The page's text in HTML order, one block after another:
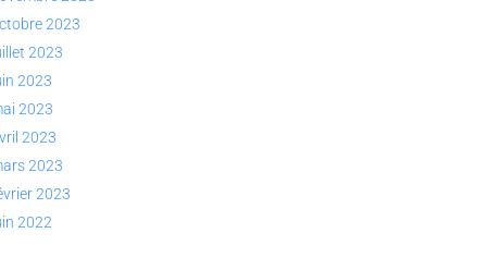
2023
2023
2023
2023
2023
2023
2023
2022